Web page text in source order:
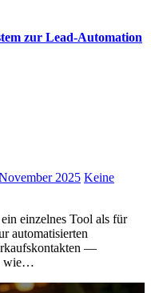
zur Lead-Automation
2025 Keine
automatisierten
—
w‬ie…